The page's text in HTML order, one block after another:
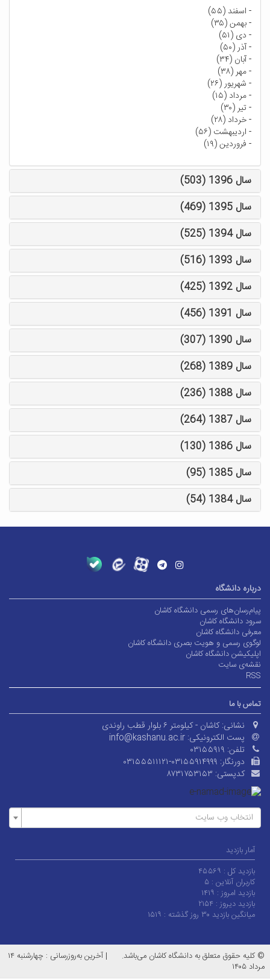
- اسفند (۵۵)
-بهمن (۳۵)
- دی (۵۱)
-آذر (۵۰)
-آبان (۳۴)
-مهر (۳۸)
- شهریور (۲۶)
-مرداد (۱۵)
-تیر (۳۰)
-خرداد (۲۸)
- اردیبهشت (۵۶)
- فروردین (۱۹)
سال 1396 (503)
سال 1395 (469)
سال 1394 (525)
سال 1393 (516)
سال 1392 (425)
سال 1391 (456)
سال 1390 (307)
سال 1389 (268)
سال 1388 (236)
سال 1387 (264)
سال 1386 (130)
سال 1385 (95)
سال 1384 (54)
درباره دانشگاه
پیام‌رسان‌های رسمی دانشگاه کاشان
سرود دانشگاه کاشان
معرفی دانشگاه کاشان
لوگوی رسمی و هویت بصری دانشگاه کاشان
اپلیکیشن دانشگاه کاشان
نقشه‌ی سایت
RSS
تماس با ما
نشانی: کاشان - کیلومتر ۶ بلوار قطب راوندی
پست الکترونیکی: info@kashanu.ac.ir
تلفن: ۰۳۱۵۵۹۱۹
دورنگار: ۰۳۱۵۵۵۱۱۱۲۱-۰۳۱۵۵۹۱۴۹۹۹
کدپستی: ۸۷۳۱۷۵۳۱۵۳
انتخاب وب سایت
آمار بازدید
بازدید کل : ۴۵۵۶۹
کاربران آنلاین : ۵
بازدید امروز : ۱۴۱۹
بازدید دیروز : ۲۱۵۴
میانگین بازدید ۳۰ روز گذشته :
۱۵۱۹
© کلیه حقوق متعلق به دانشگاه کاشان می‌باشد. |
آخرین به‌روزرسانی : چهارشنبه ۱۴
مرداد ۱۴۰۵